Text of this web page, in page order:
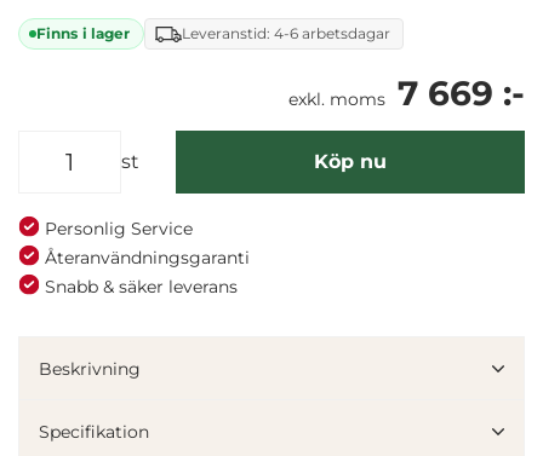
Finns i lager Leveranstid: 4-6 arbetsdagar
exkl. moms 7 669 :-
st Köp nu
Personlig Service
Återanvändningsgaranti
Snabb & säker leverans
Beskrivning
Specifikation